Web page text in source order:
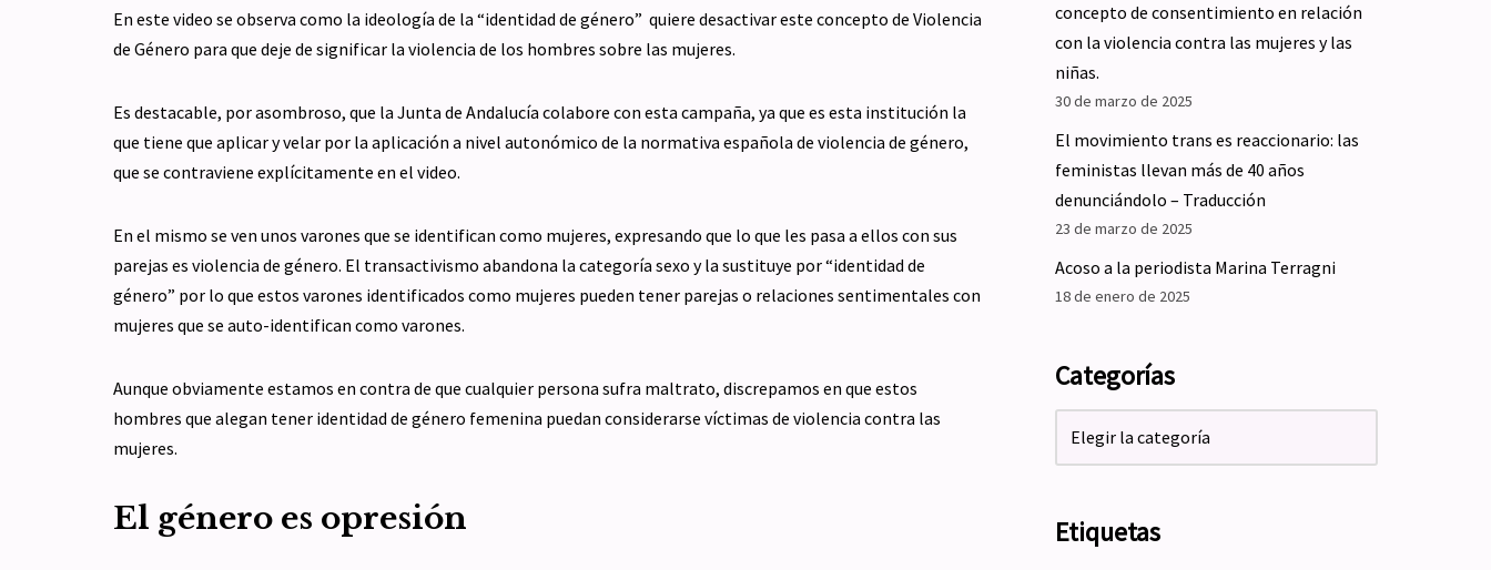
En este video se observa como la ideología de la “identidad de género” quiere desactivar este concepto de Violencia
de Género para que deje de significar la violencia de los hombres sobre las mujeres.
Es destacable, por asombroso, que la Junta de Andalucía colabore con esta campaña, ya que es esta institución la
que tiene que aplicar y velar por la aplicación a nivel autonómico de la normativa española de violencia de género,
que se contraviene explícitamente en el video.
En el mismo se ven unos varones que se identifican como mujeres, expresando que lo que les pasa a ellos con sus
parejas es violencia de género. El transactivismo abandona la categoría sexo y la sustituye por “identidad de
género” por lo que estos varones identificados como mujeres pueden tener parejas o relaciones sentimentales con
mujeres que se auto-identifican como varones.
Aunque obviamente estamos en contra de que cualquier persona sufra maltrato, discrepamos en que estos
hombres que alegan tener identidad de género femenina puedan considerarse víctimas de violencia contra las
mujeres.
El género es opresión
concepto de consentimiento en relación
con la violencia contra las mujeres y las
niñas.
30 de marzo de 2025
El movimiento trans es reaccionario: las
feministas llevan más de 40 años
denunciándolo – Traducción
23 de marzo de 2025
Acoso a la periodista Marina Terragni
18 de enero de 2025
Categorías
Etiquetas